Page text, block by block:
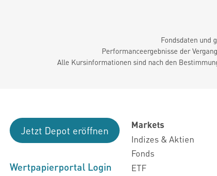
Fondsdaten und
Performanceergebnisse der
Alle Kursinformationen sind nach den
Jetzt Depot eröffnen
Wertpapierportal Login
Markets
Indizes & Aktien
Fonds
ETF